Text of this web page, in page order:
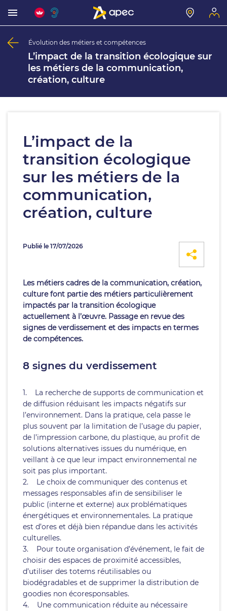
Évolution des métiers et compétences
L’impact de la transition écologique sur
les métiers de la communication,
création, culture
L’impact de la
transition écologique
sur les métiers de la
communication,
création, culture
Publié le 17/07/2026
Les métiers cadres de la communication, création,
culture font partie des métiers particulièrement
impactés par la transition écologique
actuellement à l’œuvre. Passage en revue des
signes de verdissement et des impacts en termes
de compétences.
8 signes du verdissement
1. La recherche de supports de communication et
de diffusion réduisant les impacts négatifs sur
l’environnement. Dans la pratique, cela passe le
plus souvent par la limitation de l’usage du papier,
de l’impression carbone, du plastique, au profit de
solutions alternatives issues du numérique, en
veillant à ce que leur impact environnemental ne
soit pas plus important.
2. Le choix de communiquer des contenus et
messages responsables afin de sensibiliser le
public (interne et externe) aux problématiques
énergétiques et environnementales. La pratique
est d’ores et déjà bien répandue dans les activités
culturelles.
3. Pour toute organisation d’événement, le fait de
choisir des espaces de proximité accessibles,
d’utiliser des totems réutilisables ou
biodégradables et de supprimer la distribution de
goodies non écoresponsables.
4. Une communication réduite au nécessaire